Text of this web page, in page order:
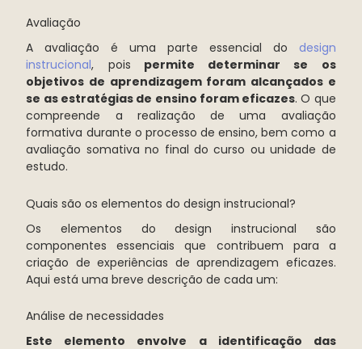
Avaliação
A avaliação é uma parte essencial do design
instrucional, pois permite determinar se os
objetivos de aprendizagem foram alcançados e
se as estratégias de ensino foram eficazes. O que
compreende a realização de uma avaliação
formativa durante o processo de ensino, bem como a
avaliação somativa no final do curso ou unidade de
estudo.
Quais são os elementos do design instrucional?
Os elementos do design instrucional são
componentes essenciais que contribuem para a
criação de experiências de aprendizagem eficazes.
Aqui está uma breve descrição de cada um:
Análise de necessidades
Este elemento envolve a identificação das